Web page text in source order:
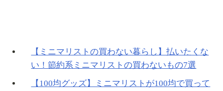
【ミニマリストの買わない暮らし】払いたくな
い！節約系ミニマリストの買わないもの7選
【100均グッズ】ミニマリストが100均で買って